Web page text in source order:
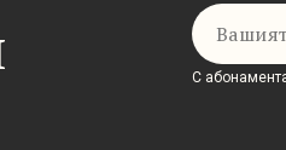
Имейл
С